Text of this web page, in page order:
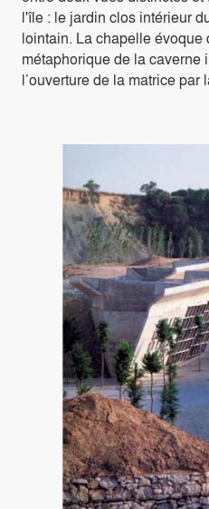
l'île : le jardin clos intérieur
lointain. La chapelle évoque
métaphorique de la caverne
l’ouverture de la matrice par